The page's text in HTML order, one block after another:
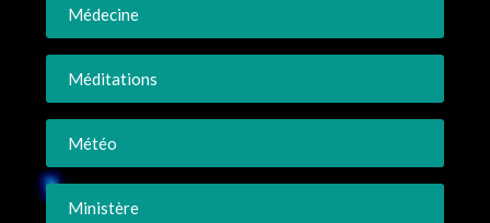
Médecine
Méditations
Météo
Ministère